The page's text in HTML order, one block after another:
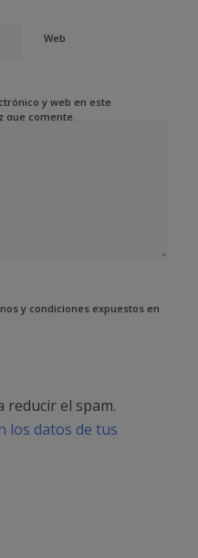
Web
y web en este
que comente.
y condiciones expuestos en
reducir el spam.
los datos de tus